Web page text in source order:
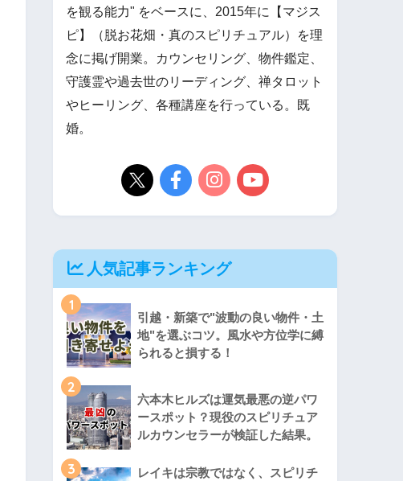
を観る能力" をベースに、2015年に【マジス
ピ】（脱お花畑・真のスピリチュアル）を理
念に掲げ開業。カウンセリング、物件鑑定、
守護霊や過去世のリーディング、禅タロット
やヒーリング、各種講座を行っている。既
婚。
人気記事ランキング
1
引越・新築で"波動の良い物件・土
地"を選ぶコツ。風水や方位学に縛
られると損する！
2
六本木ヒルズは運気最悪の逆パワ
ースポット？現役のスピリチュア
ルカウンセラーが検証した結果。
3
レイキは宗教ではなく、スピリチ